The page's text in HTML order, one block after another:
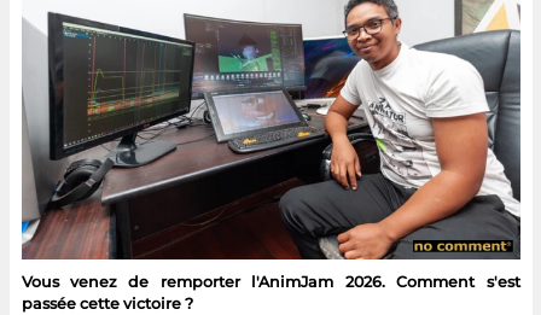
Vous venez de remporter l'AnimJam 2026. Comment s'est
passée cette victoire ?